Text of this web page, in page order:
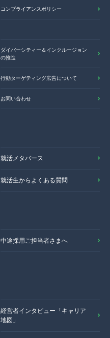
コンプライアンスポリシー
ダイバーシティー＆インクルージョン
の推進
行動ターゲティング広告について
お問い合わせ
就活メタバース
就活生からよくある質問
中途採用ご担当者さまへ
経営者インタビュー「キャリア
地図」